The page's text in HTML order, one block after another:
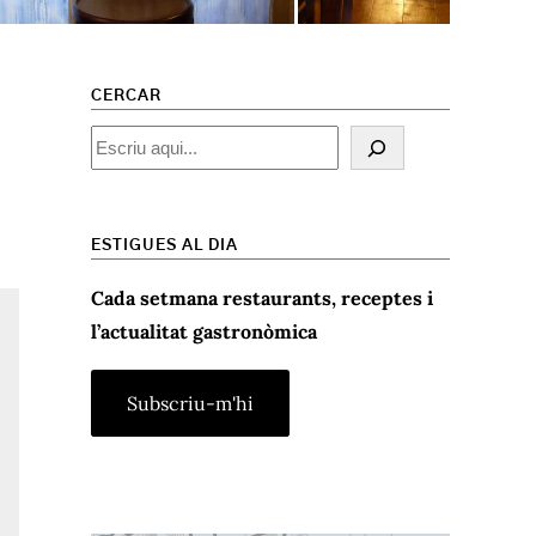
CERCAR
Cercar
ESTIGUES AL DIA
Cada setmana restaurants, receptes i
l’actualitat gastronòmica